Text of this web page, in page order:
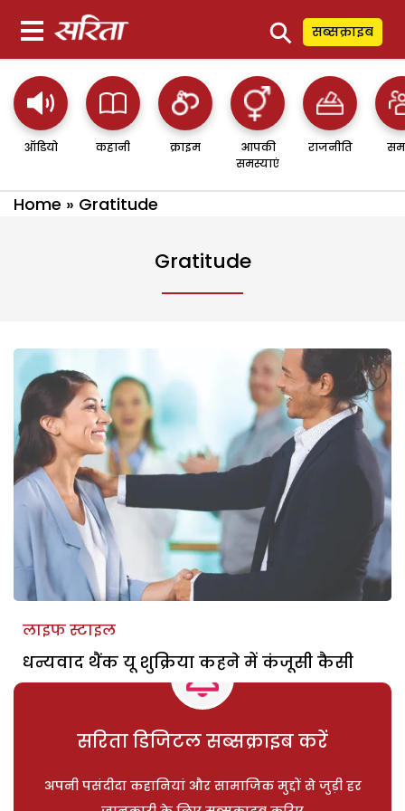
⚲ सब्सक्राइब
ऑडियो कहानी क्राइम
आपकी
समस्याएं
राजनीति
Home » Gratitude
Gratitude
लाइफ स्टाइल
धन्यवाद थैंक यू शुक्रिया कहने में कंजूसी कैसी
सरिता डिजिटल सब्सक्राइब करें
अपनी पसंदीदा कहानियां और सामाजिक मुद्दों से जुड़ी हर